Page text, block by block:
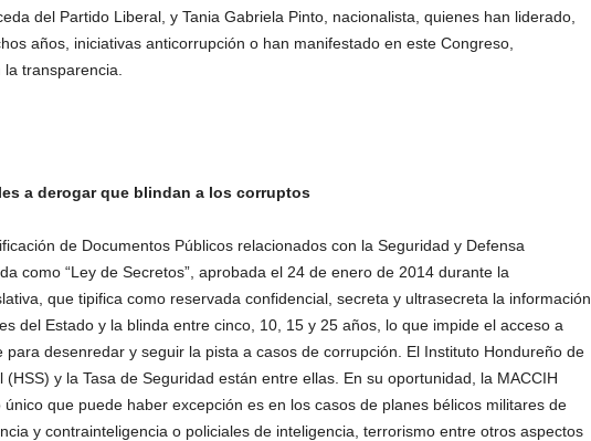
del Partido Liberal, y Tania Gabriela Pinto, nacionalista, quienes han liderado,
años, iniciativas anticorrupción o han manifestado en este Congreso,
transparencia.
a derogar que blindan a los corruptos
de Documentos Públicos relacionados con la Seguridad y Defensa
como “Ley de Secretos”, aprobada el 24 de enero de 2014 durante la
que tipifica como reservada confidencial, secreta y ultrasecreta la información
del Estado y la blinda entre cinco, 10, 15 y 25 años, lo que impide el acceso a
para desenredar y seguir la pista a casos de corrupción. El Instituto Hondureño de
(HSS) y la Tasa de Seguridad están entre ellas. En su oportunidad, la MACCIH
que puede haber excepción es en los casos de planes bélicos militares de
y contrainteligencia o policiales de inteligencia, terrorismo entre otros aspectos